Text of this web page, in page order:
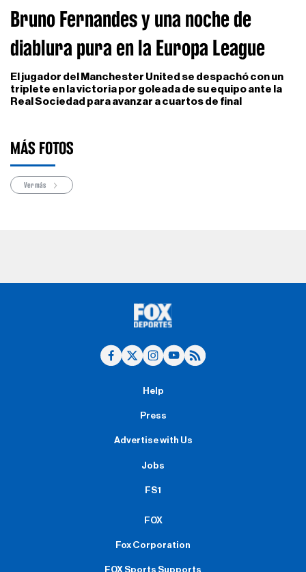
Bruno Fernandes y una noche de
diablura pura en la Europa League
El jugador del Manchester United se despachó con un
triplete en la victoria por goleada de su equipo ante la
Real Sociedad para avanzar a cuartos de final
MÁS FOTOS
Ver más
Help
Press
Advertise with Us
Jobs
FS1
FOX
Fox Corporation